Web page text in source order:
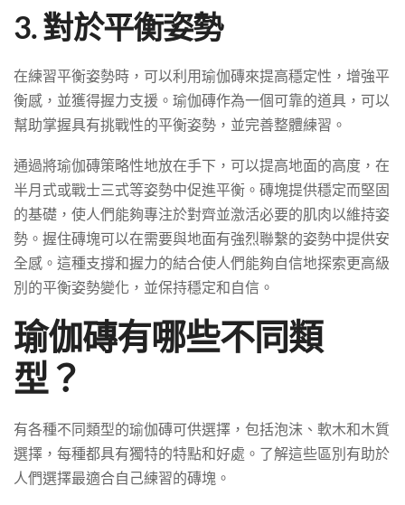
3. 對於平衡姿勢
在練習平衡姿勢時，可以利用瑜伽磚來提高穩定性，增強平
衡感，並獲得握力支援。瑜伽磚作為一個可靠的道具，可以
幫助掌握具有挑戰性的平衡姿勢，並完善整體練習。
通過將瑜伽磚策略性地放在手下，可以提高地面的高度，在
半月式或戰士三式等姿勢中促進平衡。磚塊提供穩定而堅固
的基礎，使人們能夠專注於對齊並激活必要的肌肉以維持姿
勢。握住磚塊可以在需要與地面有強烈聯繫的姿勢中提供安
全感。這種支撐和握力的結合使人們能夠自信地探索更高級
別的平衡姿勢變化，並保持穩定和自信。
瑜伽磚有哪些不同類
型？
有各種不同類型的瑜伽磚可供選擇，包括泡沫、軟木和木質
選擇，每種都具有獨特的特點和好處。了解這些區別有助於
人們選擇最適合自己練習的磚塊。